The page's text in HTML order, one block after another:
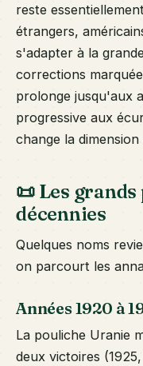
reste
étrangers,
s'adapter à la
corrections
prolonge jusqu'aux
progressive aux
change la
📜 Les
décennies
Quelques noms
on parcourt les
Années 1920 à
La pouliche Uranie
deux victoires